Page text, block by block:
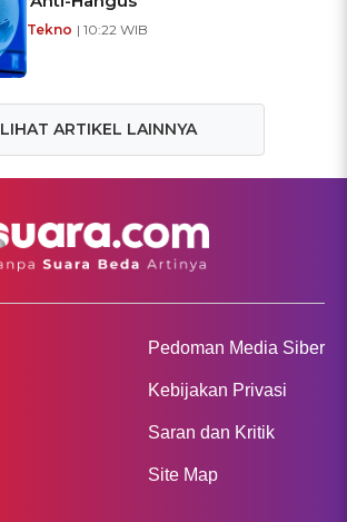
Tekno | 10:22 WIB
LIHAT ARTIKEL LAINNYA
Pedoman Media Siber
Kebijakan Privasi
Saran dan Kritik
Site Map